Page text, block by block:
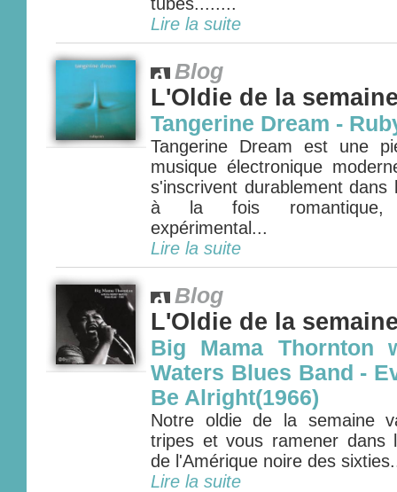
Lire la suite
Blog
L'Oldie de la
Tangerine Dream -
Tangerine Dream est une
musique électronique
s'inscrivent durablement
à la fois romantique,
expérimental...
Lire la suite
Blog
L'Oldie de la
Big Mama Thornton
Waters Blues Band -
Be Alright(1966)
Notre oldie de la semaine
tripes et vous ramener dans
de l'Amérique noire des
Lire la suite